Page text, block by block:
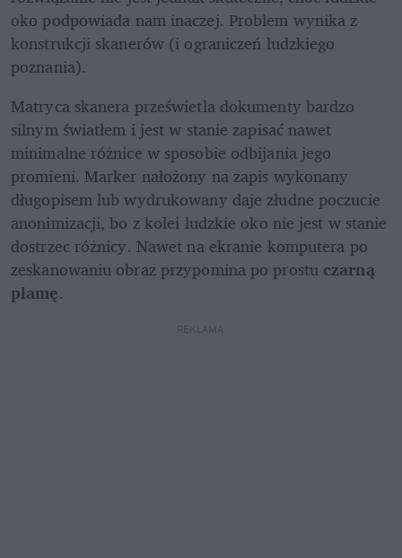
oko podpowiada nam inaczej. Problem wynika z
konstrukcji skanerów (i ograniczeń ludzkiego
poznania).
Matryca skanera prześwietla dokumenty bardzo
silnym światłem i jest w stanie zapisać nawet
minimalne różnice w sposobie odbijania jego
promieni. Marker nałożony na zapis wykonany
długopisem lub wydrukowany daje złudne poczucie
anonimizacji, bo z kolei ludzkie oko nie jest w stanie
dostrzec różnicy. Nawet na ekranie komputera po
zeskanowaniu obraz przypomina po prostu czarną
plamę.
REKLAMA